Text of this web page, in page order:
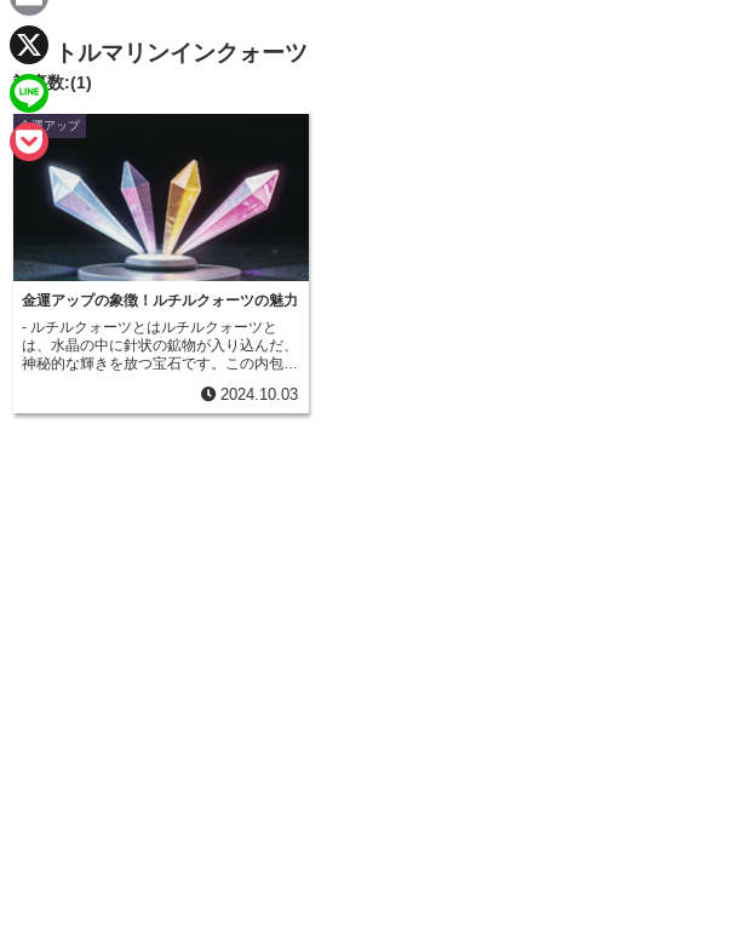
トルマリンインクォーツ
記事数:(1)
金運アップ
金運アップの象徴！ルチルクォーツの魅力
- ルチルクォーツとはルチルクォーツと
は、水晶の中に針状の鉱物が入り込んだ、
神秘的な輝きを放つ宝石です。この内包物
化したものです。ルチルは光を浴びると、
まるで金色の針のように煌めくことから、
2024.10.03
a
c
e
b
k
E
m
a
i
X
L
c